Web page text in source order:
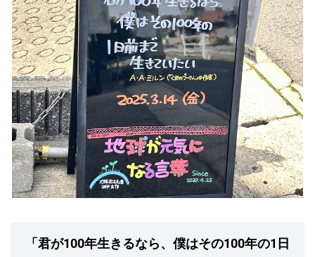
「君が100年生きるなら、僕はその100年の1日